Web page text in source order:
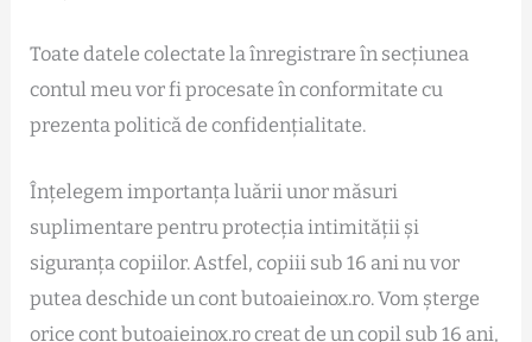
Toate datele colectate la înregistrare în secțiunea
contul meu vor fi procesate în conformitate cu
prezenta politică de confidențialitate.
Înțelegem importanța luării unor măsuri
suplimentare pentru protecția intimității și
siguranța copiilor. Astfel, copiii sub 16 ani nu vor
putea deschide un cont butoaieinox.ro. Vom șterge
orice cont butoaieinox.ro creat de un copil sub 16 ani,